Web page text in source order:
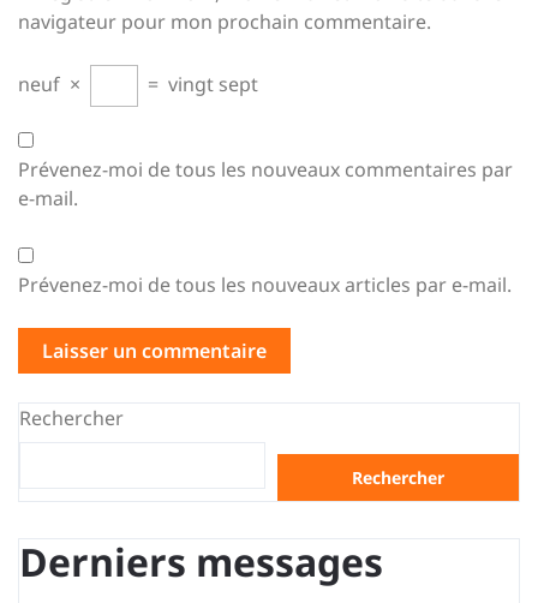
navigateur pour mon prochain commentaire.
neuf × = vingt sept
Prévenez-moi de tous les nouveaux commentaires par
e-mail.
Prévenez-moi de tous les nouveaux articles par e-mail.
Rechercher
Rechercher
Derniers messages